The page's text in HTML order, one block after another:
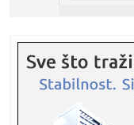
14:39: Airbnb
dev...
14:39:
jedan od najve...